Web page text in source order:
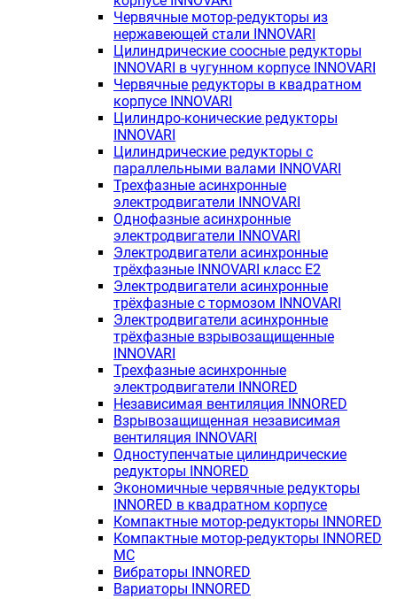
Червячные мотор-редукторы из
нержавеющей стали INNOVARI
Цилиндрические соосные редукторы
INNOVARI в чугунном корпусе INNOVARI
Червячные редукторы в квадратном
корпусе INNOVARI
Цилиндро-конические редукторы
INNOVARI
Цилиндрические редукторы с
параллельными валами INNOVARI
Трехфазные асинхронные
электродвигатели INNOVARI
Однофазные асинхронные
электродвигатели INNOVARI
Электродвигатели асинхронные
трёхфазные INNOVARI класс E2
Электродвигатели асинхронные
трёхфазные с тормозом INNOVARI
Электродвигатели асинхронные
трёхфазные взрывозащищенные
INNOVARI
Трехфазные асинхронные
электродвигатели INNORED
Независимая вентиляция INNORED
Взрывозащищенная независимая
вентиляция INNOVARI
Одноступенчатые цилиндрические
редукторы INNORED
Экономичные червячные редукторы
INNORED в квадратном корпусе
Компактные мотор-редукторы INNORED
Компактные мотор-редукторы INNORED
MC
Вибраторы INNORED
Вариаторы INNORED